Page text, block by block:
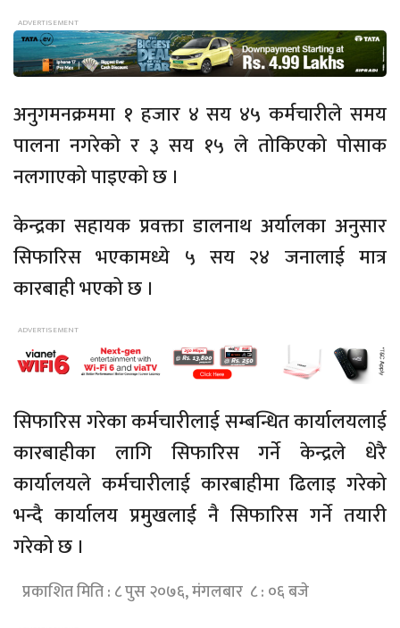
अनुगमनक्रममा १ हजार ४ सय ४५ कर्मचारीले समय
पालना नगरेको र ३ सय १५ ले तोकिएको पोसाक
नलगाएको पाइएको छ ।
केन्द्रका सहायक प्रवक्ता डालनाथ अर्यालका अनुसार
सिफारिस भएकामध्ये ५ सय २४ जनालाई मात्र
कारबाही भएको छ ।
सिफारिस गरेका कर्मचारीलाई सम्बन्धित कार्यालयलाई
कारबाहीका लागि सिफारिस गर्ने केन्द्रले धेरै
कार्यालयले कर्मचारीलाई कारबाहीमा ढिलाइ गरेको
भन्दै कार्यालय प्रमुखलाई नै सिफारिस गर्ने तयारी
गरेको छ ।
प्रकाशित मिति : ८ पुस २०७६, मंगलबार ८ : ०६ बजे